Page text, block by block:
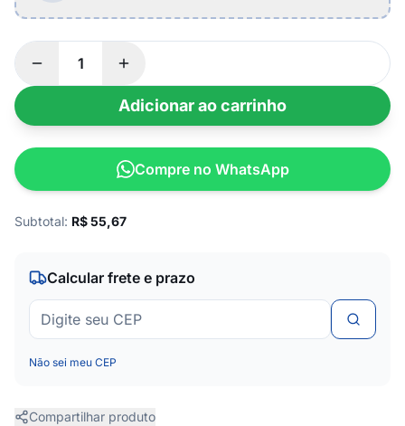
Adicionar ao carrinho
Compre no WhatsApp
Subtotal: R$55,67
Calcular frete e prazo
Não sei meu CEP
Compartilhar produto